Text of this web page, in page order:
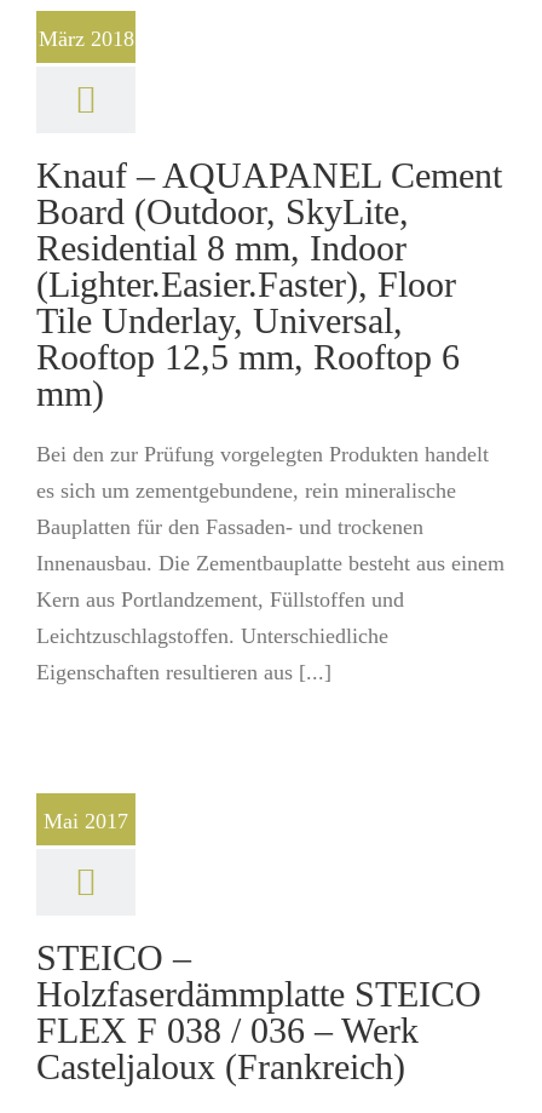
März 2018
Knauf – AQUAPANEL Cement
Board (Outdoor, SkyLite,
Residential 8 mm, Indoor
(Lighter.Easier.Faster), Floor
Tile Underlay, Universal,
Rooftop 12,5 mm, Rooftop 6
mm)
Bei den zur Prüfung vorgelegten Produkten handelt
es sich um zementgebundene, rein mineralische
Bauplatten für den Fassaden- und trockenen
Innenausbau. Die Zementbauplatte besteht aus einem
Kern aus Portlandzement, Füllstoffen und
Leichtzuschlagstoffen. Unterschiedliche
Eigenschaften resultieren aus [...]
Mai 2017
STEICO –
Holzfaserdämmplatte STEICO
FLEX F 038 / 036 – Werk
Casteljaloux (Frankreich)